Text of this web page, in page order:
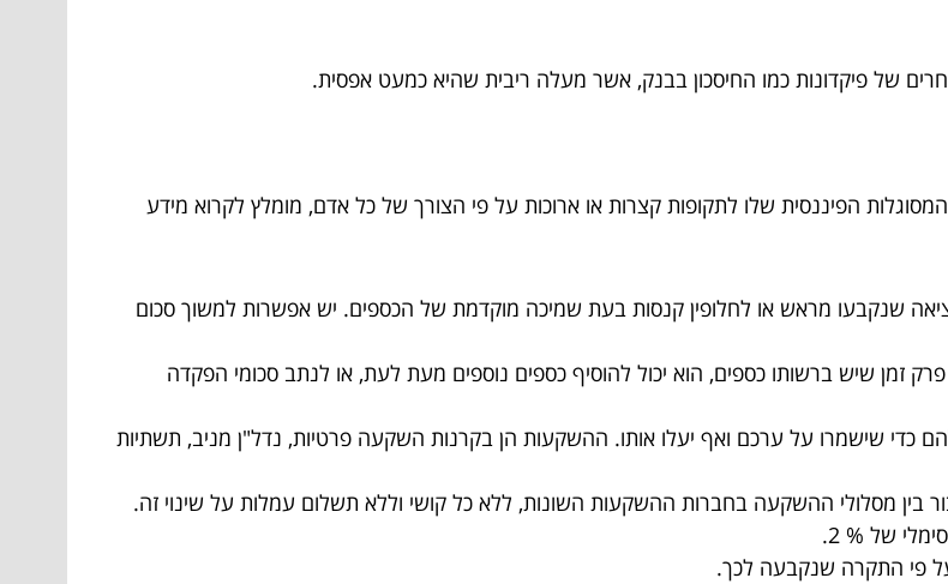
של פיקדונות כמו החיסכון בבנק, אשר מעלה ריבית שהיא כמעט אפסית.
הפיננסית שלו לתקופות קצרות או ארוכות על פי הצורך של כל אדם, מומלץ לקרוא מידע
שנקבעו מראש או לחלופין קנסות בעת שמיכה מוקדמת של הכספים. יש אפשרות למשוך סכום
פרק זמן שיש ברשותו כספים, הוא יכול להוסיף כספים נוספים מעת לעת, או לנתב סכומי הפקדה
כדי שישמרו על ערכם ואף יעלו אותו. ההשקעות הן בקרנות השקעה פרטיות, נדל"ן מניב, תשתיות
בין מסלולי ההשקעה בחברות ההשקעות השונות, ללא כל קושי וללא תשלום עמלות על שינוי זה.
של % 2.
על פי התקרה שנקבעה לכך.